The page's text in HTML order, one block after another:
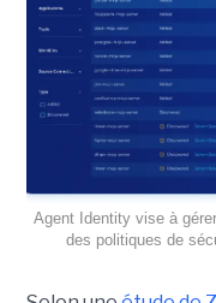
Agent Identity vise à
des politiques de